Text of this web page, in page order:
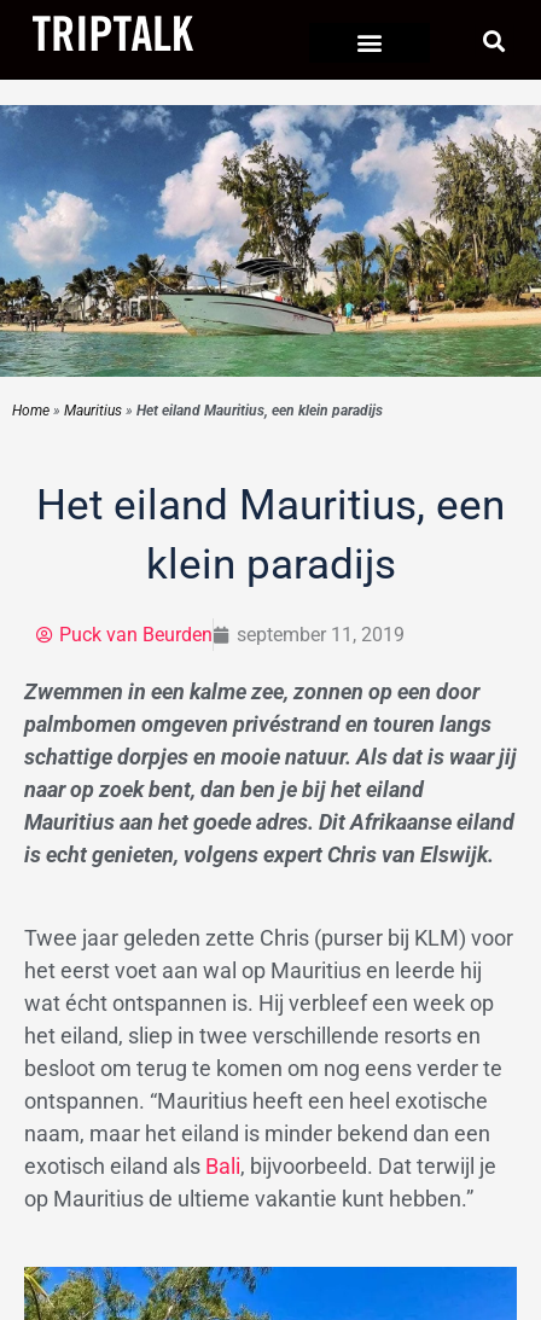
de
inhoud
Home » Mauritius » Het eiland Mauritius, een klein paradijs
Het eiland Mauritius, een
klein paradijs
Puck van Beurden september 11, 2019
Zwemmen in een kalme zee, zonnen op een door
palmbomen omgeven privéstrand en touren langs
schattige dorpjes en mooie natuur. Als dat is waar jij
naar op zoek bent, dan ben je bij het eiland
Mauritius aan het goede adres. Dit Afrikaanse eiland
is echt genieten, volgens expert Chris van Elswijk.
Twee jaar geleden zette Chris (purser bij KLM) voor
het eerst voet aan wal op Mauritius en leerde hij
wat écht ontspannen is. Hij verbleef een week op
het eiland, sliep in twee verschillende resorts en
besloot om terug te komen om nog eens verder te
ontspannen. “Mauritius heeft een heel exotische
naam, maar het eiland is minder bekend dan een
exotisch eiland als Bali, bijvoorbeeld. Dat terwijl je
op Mauritius de ultieme vakantie kunt hebben.”